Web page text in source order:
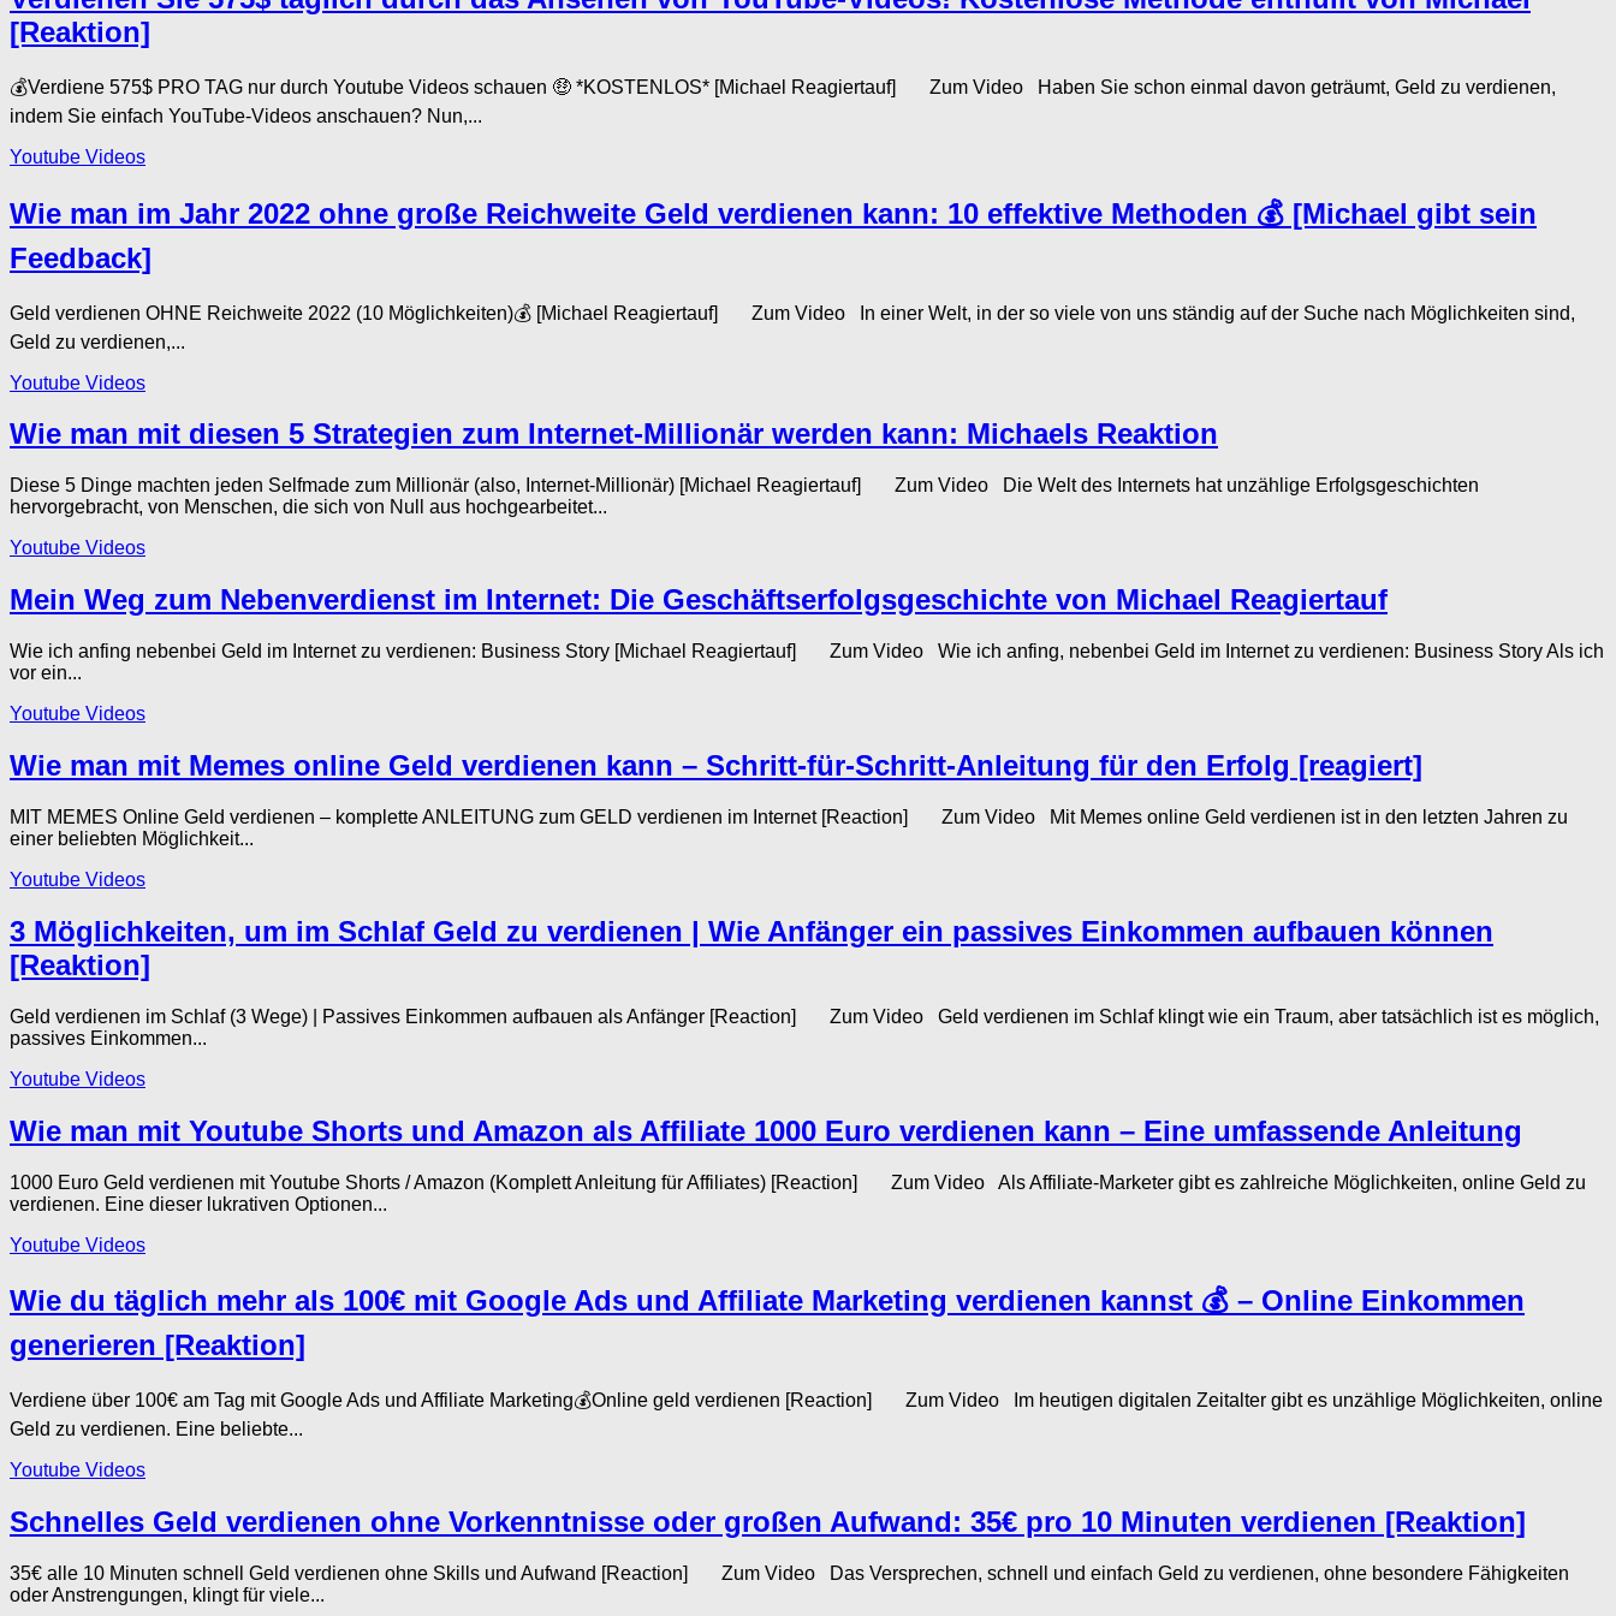
[Reaktion]
💰Verdiene 575$ PRO TAG nur durch Youtube Videos schauen 🤑 *KOSTENLOS* [Michael Reagiertauf] Zum Video Haben Sie schon einmal davon geträumt, Geld zu verdienen,
indem Sie einfach YouTube-Videos anschauen? Nun,...
Youtube Videos
Wie man im Jahr 2022 ohne große Reichweite Geld verdienen kann: 10 effektive Methoden 💰 [Michael gibt sein
Feedback]
Geld verdienen OHNE Reichweite 2022 (10 Möglichkeiten)💰 [Michael Reagiertauf] Zum Video In einer Welt, in der so viele von uns ständig auf der Suche nach Möglichkeiten sind,
Geld zu verdienen,...
Youtube Videos
Wie man mit diesen 5 Strategien zum Internet-Millionär werden kann: Michaels Reaktion
Diese 5 Dinge machten jeden Selfmade zum Millionär (also, Internet-Millionär) [Michael Reagiertauf] Zum Video Die Welt des Internets hat unzählige Erfolgsgeschichten
hervorgebracht, von Menschen, die sich von Null aus hochgearbeitet...
Youtube Videos
Mein Weg zum Nebenverdienst im Internet: Die Geschäftserfolgsgeschichte von Michael Reagiertauf
Wie ich anfing nebenbei Geld im Internet zu verdienen: Business Story [Michael Reagiertauf] Zum Video Wie ich anfing, nebenbei Geld im Internet zu verdienen: Business Story Als ich
vor ein...
Youtube Videos
Wie man mit Memes online Geld verdienen kann – Schritt-für-Schritt-Anleitung für den Erfolg [reagiert]
MIT MEMES Online Geld verdienen – komplette ANLEITUNG zum GELD verdienen im Internet [Reaction] Zum Video Mit Memes online Geld verdienen ist in den letzten Jahren zu
einer beliebten Möglichkeit...
Youtube Videos
3 Möglichkeiten, um im Schlaf Geld zu verdienen | Wie Anfänger ein passives Einkommen aufbauen können
[Reaktion]
Geld verdienen im Schlaf (3 Wege) | Passives Einkommen aufbauen als Anfänger [Reaction] Zum Video Geld verdienen im Schlaf klingt wie ein Traum, aber tatsächlich ist es möglich,
passives Einkommen...
Youtube Videos
Wie man mit Youtube Shorts und Amazon als Affiliate 1000 Euro verdienen kann – Eine umfassende Anleitung
1000 Euro Geld verdienen mit Youtube Shorts / Amazon (Komplett Anleitung für Affiliates) [Reaction] Zum Video Als Affiliate-Marketer gibt es zahlreiche Möglichkeiten, online Geld zu
verdienen. Eine dieser lukrativen Optionen...
Youtube Videos
Wie du täglich mehr als 100€ mit Google Ads und Affiliate Marketing verdienen kannst 💰 – Online Einkommen
generieren [Reaktion]
Verdiene über 100€ am Tag mit Google Ads und Affiliate Marketing💰Online geld verdienen [Reaction] Zum Video Im heutigen digitalen Zeitalter gibt es unzählige Möglichkeiten, online
Geld zu verdienen. Eine beliebte...
Youtube Videos
Schnelles Geld verdienen ohne Vorkenntnisse oder großen Aufwand: 35€ pro 10 Minuten verdienen [Reaktion]
35€ alle 10 Minuten schnell Geld verdienen ohne Skills und Aufwand [Reaction] Zum Video Das Versprechen, schnell und einfach Geld zu verdienen, ohne besondere Fähigkeiten
oder Anstrengungen, klingt für viele...